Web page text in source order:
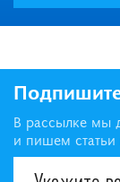
В рассылке мы
и пишем статьи